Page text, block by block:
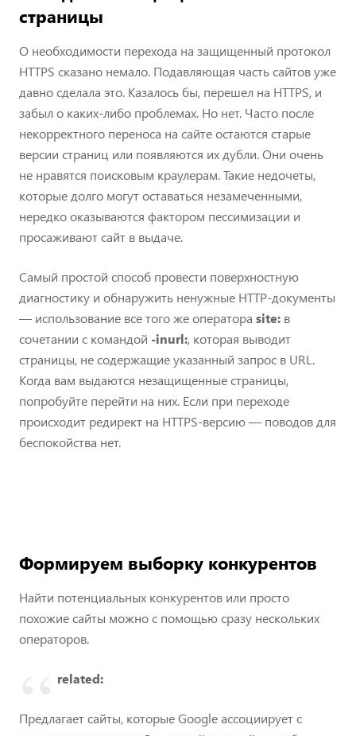
страницы
О необходимости перехода на защищенный протокол
HTTPS сказано немало. Подавляющая часть сайтов уже
давно сделала это. Казалось бы, перешел на HTTPS, и
забыл о каких-либо проблемах. Но нет. Часто после
некорректного переноса на сайте остаются старые
версии страниц или появляются их дубли. Они очень
не нравятся поисковым краулерам. Такие недочеты,
которые долго могут оставаться незамеченными,
нередко оказываются фактором пессимизации и
просаживают сайт в выдаче.
Самый простой способ провести поверхностную
диагностику и обнаружить ненужные HTTP-документы
— использование все того же оператора site: в
сочетании с командой -inurl:, которая выводит
страницы, не содержащие указанный запрос в URL.
Когда вам выдаются незащищенные страницы,
попробуйте перейти на них. Если при переходе
происходит редирект на HTTPS-версию — поводов для
беспокойства нет.
Формируем выборку конкурентов
Найти потенциальных конкурентов или просто
похожие сайты можно с помощью сразу нескольких
операторов.
related:
Предлагает сайты, которые Google ассоциирует с